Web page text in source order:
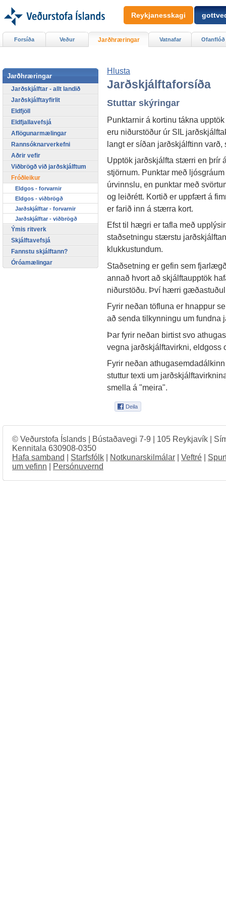
Hlusta
Jarðskjálftaforsíða
Stuttar skýringar
Punktarnir á kortinu tákna
eru niðurstöður úr SIL
langt er síðan jarðskjálftinn
Upptök jarðskjálfta stærri en þrír
stjörnum. Punktar með
úrvinnslu, en punktar með
og leiðrétt. Kortið er uppfært á
er farið inn á stærra kort.
Efst til hægri er tafla með
staðsetningu stærstu
klukkustundum.
Staðsetning er gefin sem
annað hvort að skjálftaupptök
niðurstöðu. Því hærri
Fyrir neðan töfluna er hnappur
að senda tilkynningu um fundna
Þar fyrir neðan birtist svo
vegna jarðskjálftavirkni, eldgoss
Fyrir neðan
stuttur texti um
smella á "meira".
Forsíða Veður Jarðhræringar Vatnafar Ofanflóð
Jarðhræringar
Jarðskjálftar - allt landið
Jarðskjálftayfirlit
Eldfjöll
Eldfjallavefsjá
Aflögunarmælingar
Rannsóknarverkefni
Aðrir vefir
Viðbrögð við jarðskjálftum
Fróðleikur
Eldgos - forvarnir
Eldgos - viðbrögð
Jarðskjálftar - forvarnir
Jarðskjálftar - viðbrögð
Ýmis ritverk
Skjálftavefsjá
Fannstu skjálftann?
Óróamælingar
Reykjanesskagi
© Veðurstofa Íslands | Bústaðavegi 7-9 | 105 Reykjavík |
Kennitala 630908-0350
Hafa samband
Starfsfólk Notkunarskilmálar Veftré
um vefinn
Persónuvernd